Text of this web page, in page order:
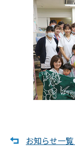
お知らせ一